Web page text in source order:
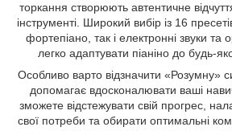
торкання створюють автентичне
інструменті. Широкий вибір із 16
фортепіано, так і електронні звуки
легко адаптувати піаніно до будь-
Особливо варто відзначити «Розумну»
допомагає вдосконалювати ваші
зможете відстежувати свій прогрес,
свої потреби та обирати оптимальні